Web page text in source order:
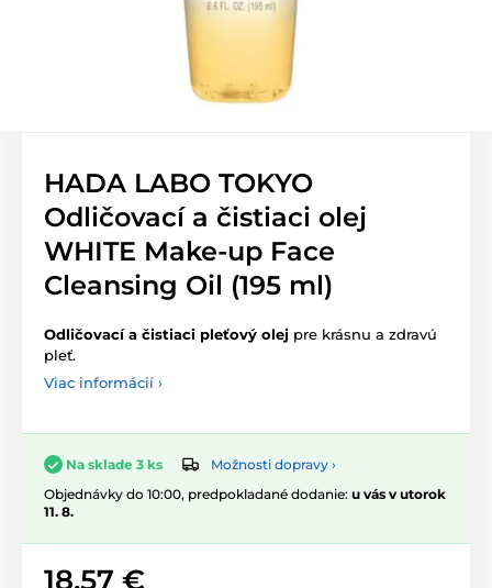
HADA LABO TOKYO
Odličovací a čistiaci olej
WHITE Make-up Face
Cleansing Oil (195 ml)
Odličovací a čistiaci pleťový olej pre krásnu a zdravú
pleť.
Viac informácií ›
Na sklade 3 ks
Možnosti dopravy ›
Objednávky do 10:00, predpokladané dodanie: u vás v utorok
11. 8.
18,57 €